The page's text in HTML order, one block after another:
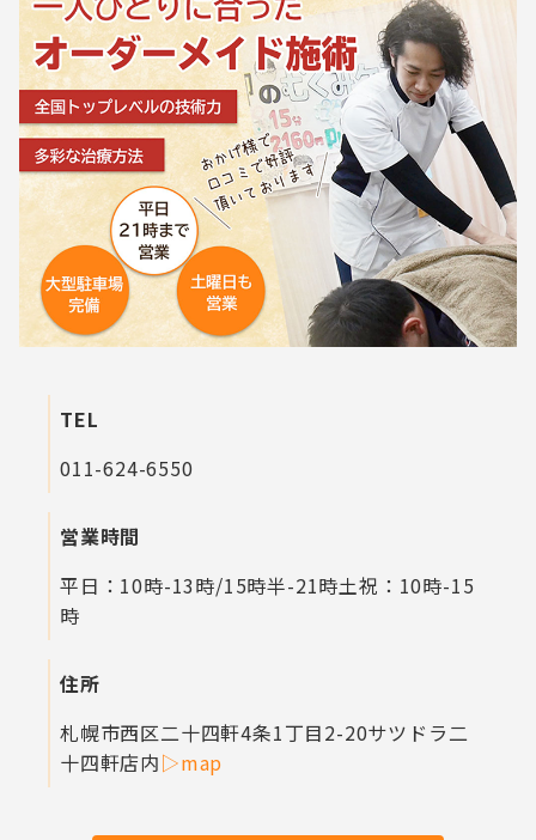
TEL
011-624-6550
営業時間
平日：10時-13時/15時半-21時土祝：10時-15
時
住所
札幌市西区二十四軒4条1丁目2-20サツドラ二
十四軒店内▷map